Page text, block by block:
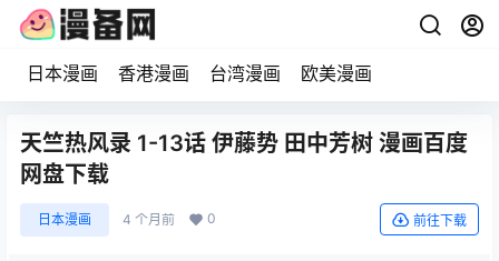
日本漫画 香港漫画 台湾漫画 欧美漫画
天竺热风录 1-13话 伊藤势 田中芳树 漫画百度
网盘下载
日本漫画 4 个月前 0 前往下载